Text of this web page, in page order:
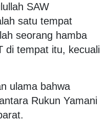
SAW
satu tempat
seorang hamba
di tempat itu, kecuali
ulama bahwa
Rukun Yamani